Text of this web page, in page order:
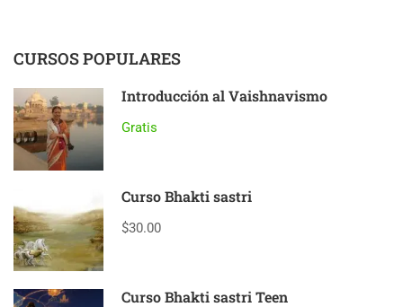
CURSOS POPULARES
Introducción al Vaishnavismo
Gratis
Curso Bhakti sastri
$30.00
Curso Bhakti sastri Teen